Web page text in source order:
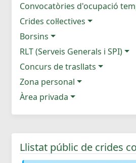
Convocatòries d'ocupació
Crides col·lectives
Borsins
RLT (Serveis Generals i SPI)
Concurs de trasllats
Zona personal
Àrea privada
Llistat públic de crides